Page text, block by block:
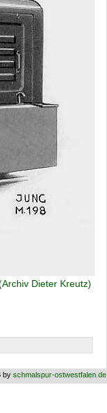
Dieter Kreutz)
by schmalspur-ostwestfalen.de